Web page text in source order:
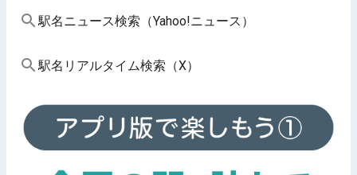
駅名ニュース検索（Yahoo!ニュース）
駅名リアルタイム検索（X）